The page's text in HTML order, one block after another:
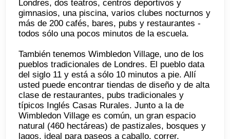
Londres, dos teatros, centros deportivos y
gimnasios, una piscina, varios clubes nocturnos y
más de 200 cafés, bares, pubs y restaurantes -
todos sólo una pocos minutos de la escuela.
También tenemos Wimbledon Village, uno de los
pueblos tradicionales de Londres. El pueblo data
del siglo 11 y está a sólo 10 minutos a pie. Allí
usted puede encontrar tiendas de diseño y de alta
clase de restaurantes, pubs tradicionales y
típicos Inglés Casas Rurales. Junto a la de
Wimbledon Village es común, un gran espacio
natural (460 hectáreas) de pastizales, bosques y
lagos, ideal para paseos a caballo, correr,